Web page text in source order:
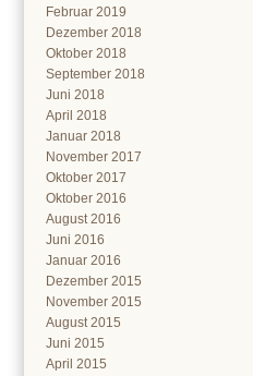
Februar 2019
Dezember 2018
Oktober 2018
September 2018
Juni 2018
April 2018
Januar 2018
November 2017
Oktober 2017
Oktober 2016
August 2016
Juni 2016
Januar 2016
Dezember 2015
November 2015
August 2015
Juni 2015
April 2015